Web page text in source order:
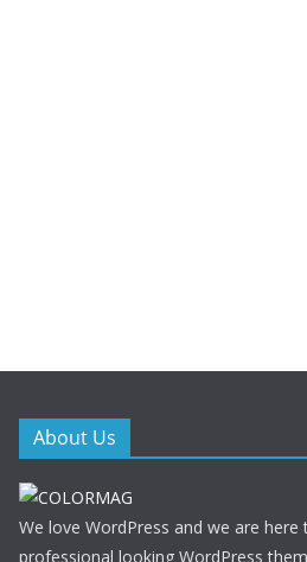
About Us
We love WordPress and we are
professional looking WordPress